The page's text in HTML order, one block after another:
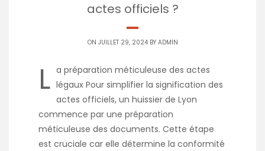
actes officiels ?
ON JUILLET 29, 2024 BY ADMIN
L a préparation méticuleuse des actes
légaux Pour simplifier la signification des
actes officiels, un huissier de Lyon
commence par une préparation
méticuleuse des documents. Cette étape
est cruciale car elle détermine la conformité